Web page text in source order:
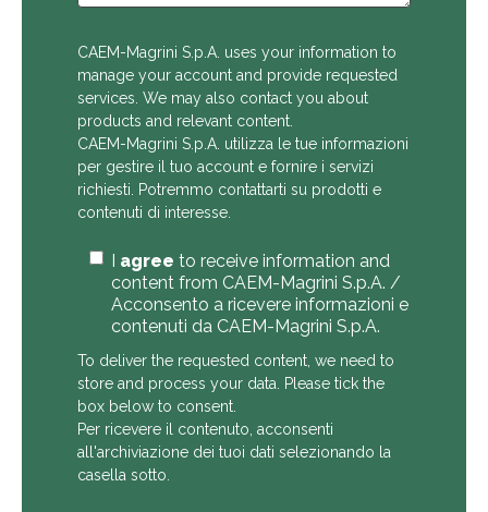
CAEM-Magrini S.p.A. uses your information to
manage your account and provide requested
services. We may also contact you about
products and relevant content.
CAEM-Magrini S.p.A. utilizza le tue informazioni
per gestire il tuo account e fornire i servizi
richiesti. Potremmo contattarti su prodotti e
contenuti di interesse.
I agreeto receive information and
content from CAEM-Magrini S.p.A. /
Acconsento a ricevere informazioni e
contenuti da CAEM-Magrini S.p.A.
To deliver the requested content, we need to
store and process your data. Please tick the
box below to consent.
Per ricevere il contenuto, acconsenti
all'archiviazione dei tuoi dati selezionando la
casella sotto.